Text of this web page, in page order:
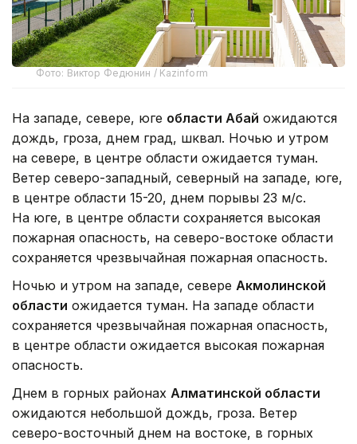
Фото: Виктор Федюнин / Kazinform
На западе, севере, юге области Абай ожидаются
дождь, гроза, днем град, шквал. Ночью и утром
на севере, в центре области ожидается туман.
Ветер северо-западный, северный на западе, юге,
в центре области 15-20, днем порывы 23 м/с.
На юге, в центре области сохраняется высокая
пожарная опасность, на северо-востоке области
сохраняется чрезвычайная пожарная опасность.
Ночью и утром на западе, севере Акмолинской
области ожидается туман. На западе области
сохраняется чрезвычайная пожарная опасность,
в центре области ожидается высокая пожарная
опасность.
Днем в горных районах Алматинской области
ожидаются небольшой дождь, гроза. Ветер
северо-восточный днем на востоке, в горных